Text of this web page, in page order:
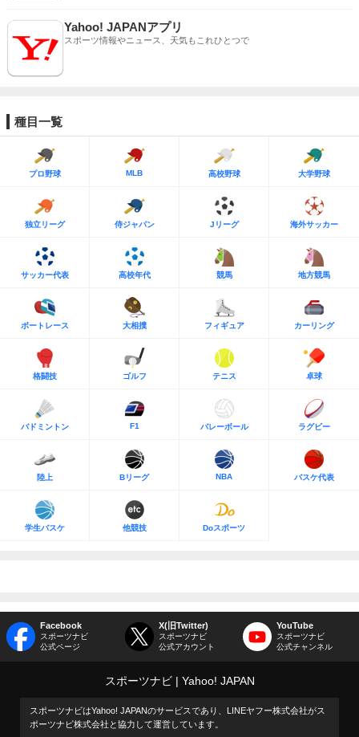
Yahoo! JAPANアプリ
スポーツ情報やニュース、天気もこれひとつで
種目一覧
プロ野球 MLB 高校野球 大学野球
独立リーグ 侍ジャパン Jリーグ 海外サッカー
サッカー代表 高校年代 競馬 地方競馬
ボートレース 大相撲 フィギュア カーリング
格闘技 ゴルフ テニス 卓球
バドミントン F1 バレーボール ラグビー
陸上 Bリーグ NBA バスケ代表
学生バスケ 他競技 Doスポーツ
Facebook
スポーツナビ
公式ページ
X(旧Twitter)
スポーツナビ
公式アカウント
YouTube
スポーツナビ
公式チャンネル
スポーツナビ Yahoo! JAPAN
スポーツナビはYahoo! JAPANのサービスであり、LINEヤフー株式会社がス
ポーツナビ株式会社と協力して運営しています。